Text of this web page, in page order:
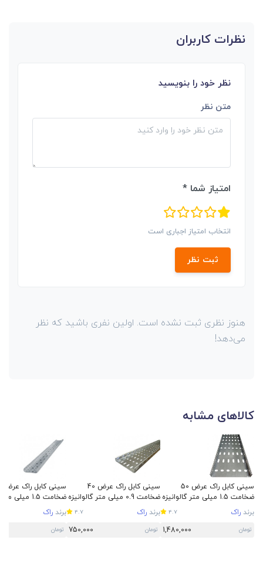
نظرات کاربران
نظر خود را بنویسید
متن نظر
امتیاز شما *
انتخاب امتیاز اجباری است
ثبت نظر
هنوز نظری ثبت نشده است. اولین نفری باشید که نظر
می‌دهد!
کالاهای مشابه
سینی کابل راک عرض 50
ضخامت 1.5 میلی متر گالوانیزه
سرد
برند راک 4.7
تومان 1,480,000
سینی کابل راک عرض 40
ضخامت 0.9 میلی متر گالوانیزه
سرد
برند راک 4.7
تومان 750,000
ضخامت 1.5 میلی
سرد
برند راک
تومان